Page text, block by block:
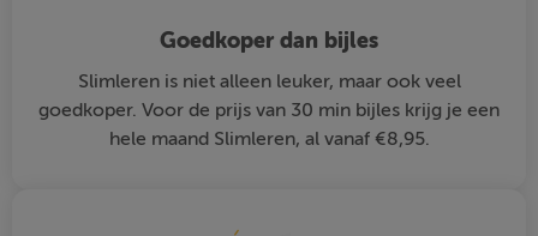
Goedkoper dan bijles
Slimleren is niet alleen leuker, maar ook veel
goedkoper. Voor de prijs van 30 min bijles krijg je een
hele maand Slimleren, al vanaf €8,95.